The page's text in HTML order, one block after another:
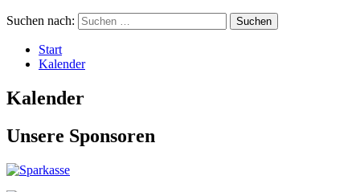
Suchen nach:
Start
Kalender
Kalender
Unsere Sponsoren